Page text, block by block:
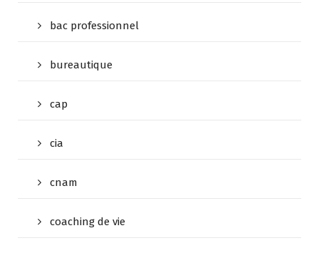
bac professionnel
bureautique
cap
cia
cnam
coaching de vie